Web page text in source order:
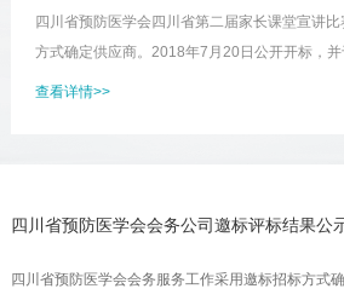
四川省预防医学会四川省第二届家长课堂宣讲
方式确定供应商。2018年7月20日公开开标，
标工作，现将评选结果公示如下：项目中标供应
查看详情>>
四川省预防医学会会务公司邀标评标结果公
四川省预防医学会会务服务工作采用邀标招标方式